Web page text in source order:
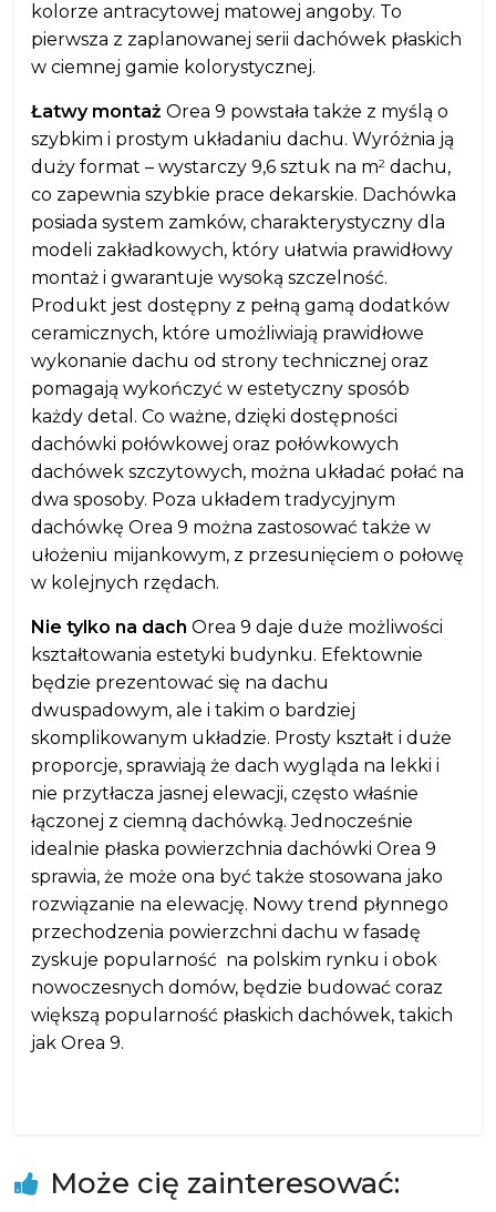
kolorze antracytowej matowej angoby. To
pierwsza z zaplanowanej serii dachówek płaskich
w ciemnej gamie kolorystycznej.
Łatwy montaż Orea 9 powstała także z myślą o
szybkim i prostym układaniu dachu. Wyróżnia ją
duży format – wystarczy 9,6 sztuk na m2 dachu,
co zapewnia szybkie prace dekarskie. Dachówka
posiada system zamków, charakterystyczny dla
modeli zakładkowych, który ułatwia prawidłowy
montaż i gwarantuje wysoką szczelność.
Produkt jest dostępny z pełną gamą dodatków
ceramicznych, które umożliwiają prawidłowe
wykonanie dachu od strony technicznej oraz
pomagają wykończyć w estetyczny sposób
każdy detal. Co ważne, dzięki dostępności
dachówki połówkowej oraz połówkowych
dachówek szczytowych, można układać połać na
dwa sposoby. Poza układem tradycyjnym
dachówkę Orea 9 można zastosować także w
ułożeniu mijankowym, z przesunięciem o połowę
w kolejnych rzędach.
Nie tylko na dach Orea 9 daje duże możliwości
kształtowania estetyki budynku. Efektownie
będzie prezentować się na dachu
dwuspadowym, ale i takim o bardziej
skomplikowanym układzie. Prosty kształt i duże
proporcje, sprawiają że dach wygląda na lekki i
nie przytłacza jasnej elewacji, często właśnie
łączonej z ciemną dachówką. Jednocześnie
idealnie płaska powierzchnia dachówki Orea 9
sprawia, że może ona być także stosowana jako
rozwiązanie na elewację. Nowy trend płynnego
przechodzenia powierzchni dachu w fasadę
zyskuje popularność na polskim rynku i obok
nowoczesnych domów, będzie budować coraz
większą popularność płaskich dachówek, takich
jak Orea 9.
Może cię zainteresować: